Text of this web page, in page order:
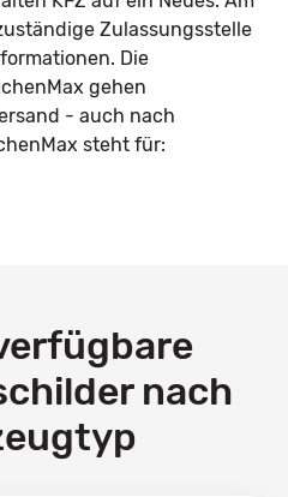
Zulassungsstelle
Die
gehen
- auch nach
steht für:
nach